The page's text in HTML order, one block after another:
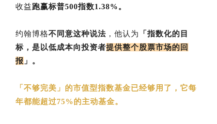
收益跑赢标普500指数1.38%。
约翰博格不同意这种说法 ，他认为
「指数化的目
标，是以低成本向投资者提供整个股票市场的回
报 」。
「不够完美」的市值型指数基金已经够用了，它每
年都能超过75%的主动基金。